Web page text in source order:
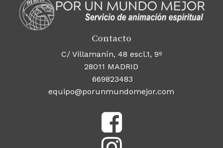
Contacto
C/ Villamanín, 48 escl.1, 9º
28011 MADRID
669823483
equipo@porunmundomejor.com